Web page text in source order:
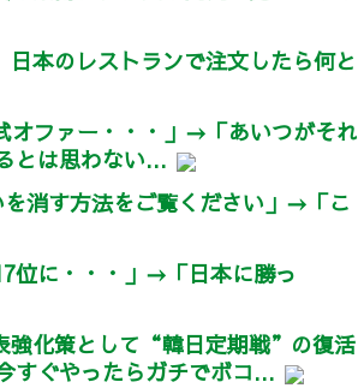
本のレストランで注文したら何と
オファー・・・」→「あいつがそれ
とは思わない...
消す方法をご覧ください」→「こ
位に・・・」→「日本に勝っ
強化策として“韓日定期戦”の復活
すぐやったらガチでボコ...